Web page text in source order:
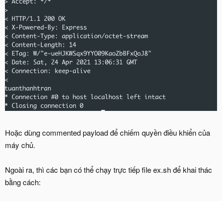
Hoặc dùng commented payload để chiếm quyền điều khiển của
máy chủ.
Ngoài ra, thì các bạn có thể chạy trực tiếp file ex.sh để khai thác
bằng cách: